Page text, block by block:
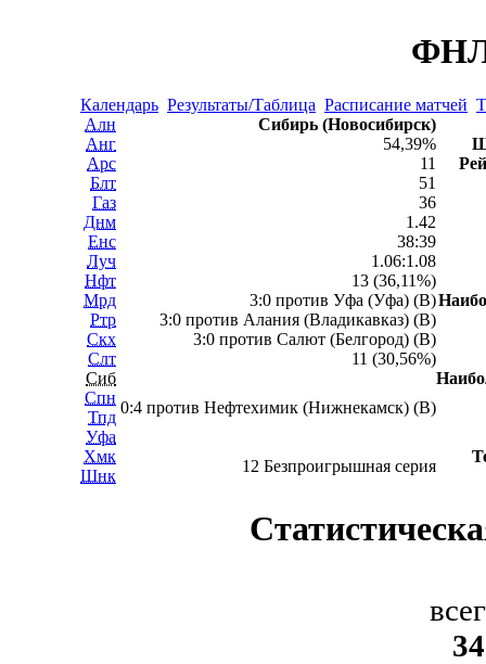
ФНЛ
Календарь Результаты/Таблица Расписание матчей
Алн
Анг
Арс
Блт
Газ
Днм
Енс
Луч
Нфт
Мрд
Ртр
Скх
Слт
Сиб
Спн
Тпд
Уфа
Хмк
Шнк
Сибирь (Новосибирск)
54,39%
11
51
36
1.42
38:39
1.06:1.08
13 (36,11%)
3:0 против Уфа (Уфа) (В)
3:0 против Алания (Владикавказ) (В)
3:0 против Салют (Белгород) (В)
11 (30,56%)
0:4 против Нефтехимик (Нижнекамск) (В)
12 Безпроигрышная серия